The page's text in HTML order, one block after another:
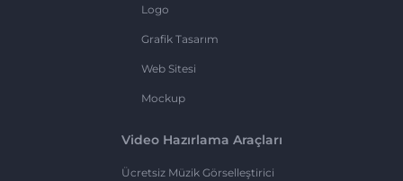
Logo
Grafik Tasarım
Web Sitesi
Mockup
Video Hazırlama Araçları
Ücretsiz Müzik Görselleştirici